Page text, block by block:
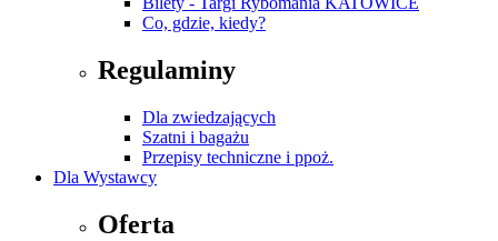
Co, gdzie, kiedy?
Regulaminy
Dla zwiedzających
Szatni i bagażu
Przepisy techniczne i ppoż.
Dla Wystawcy
Oferta